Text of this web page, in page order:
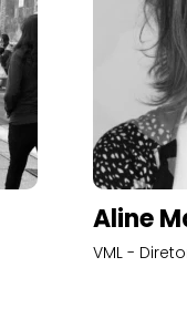
Aline
VML -